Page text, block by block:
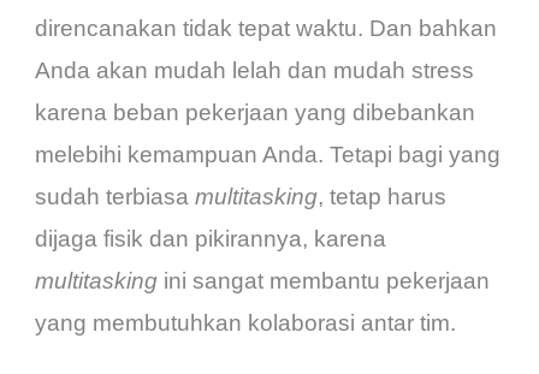
direncanakan tidak tepat waktu. Dan bahkan
Anda akan mudah lelah dan mudah stress
karena beban pekerjaan yang dibebankan
melebihi kemampuan Anda. Tetapi bagi yang
sudah terbiasamultitasking, tetap harus
dijaga fisik dan pikirannya, karena
multitasking ini sangat membantu pekerjaan
yang membutuhkan kolaborasi antar tim.